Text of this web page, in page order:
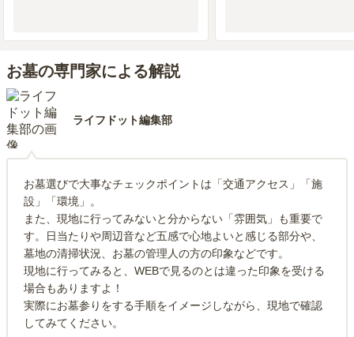
管理状況 4.0
先程同様きれいなため不便はありません。管理の方もたまに挨
拶しますが、元気な方が多く、良いと思っています。近くに車
を停めるところがないので、少し離れたところに駐車している
のが少し不便です。
大きく栄えているわけではないので、お墓参りに行ったら少し
移動して食事などしています。お供えものは近くにお寺やお花
屋さんがあるのでそこで購入しています。
お墓の専門家による解説
ライフドット編集部
お墓選びで大事なチェックポイントは「交通アクセス」「施
設」「環境」。
また、現地に行ってみないと分からない「雰囲気」も重要で
す。日当たりや周辺音など五感で心地よいと感じる部分や、
墓地の清掃状況、お墓の管理人の方の印象などです。
現地に行ってみると、WEBで見るのとは違った印象を受ける
場合もありますよ！
実際にお墓参りをする手順をイメージしながら、現地で確認
してみてください。